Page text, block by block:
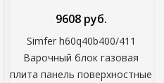
Simfer h60q40b400/411
Варочный блок газовая
плита панель поверхностные
9608 руб.